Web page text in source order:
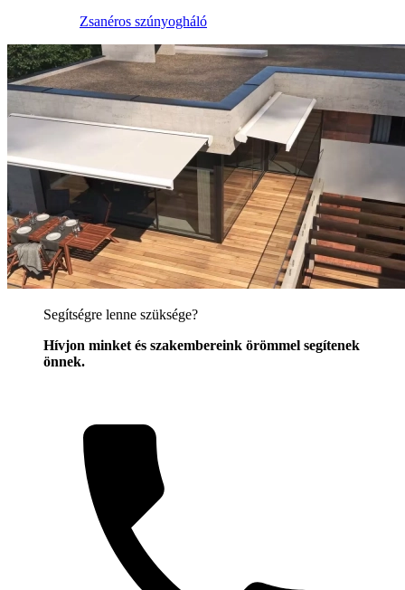
Zsanéros szúnyogháló
Segítségre lenne szüksége?
Hívjon minket és szakembereink örömmel segítenek
önnek.